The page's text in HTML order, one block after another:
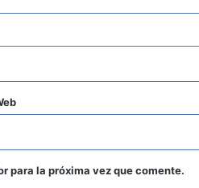
para la próxima vez que comente.